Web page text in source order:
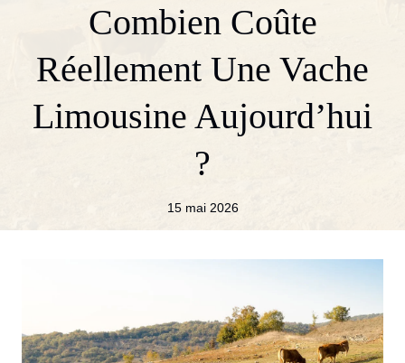
Combien Coûte
Réellement Une Vache
Limousine Aujourd’hui
?
15 mai 2026